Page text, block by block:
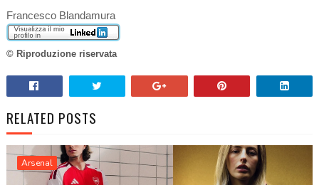
Francesco Blandamura
© Riproduzione riservata
RELATED POSTS
Arsenal